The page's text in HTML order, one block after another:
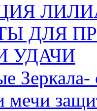
ДЛЯ
УДАЧИ
Зеркала-
мечи